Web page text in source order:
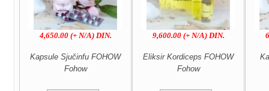
4,650.00 (+ N/A) DIN.
Kapsule Sjučinfu FOHOW
Fohow
9,600.00 (+ N/A) DIN.
Eliksir Kordiceps FOHOW
Fohow